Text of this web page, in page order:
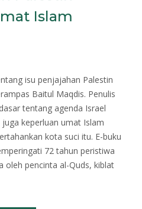
Islam
isu penjajahan Palestin
Baitul Maqdis. Penulis
tentang agenda Israel
keperluan umat Islam
kota suci itu. E-buku
72 tahun peristiwa
oleh pencinta al-Quds, kiblat